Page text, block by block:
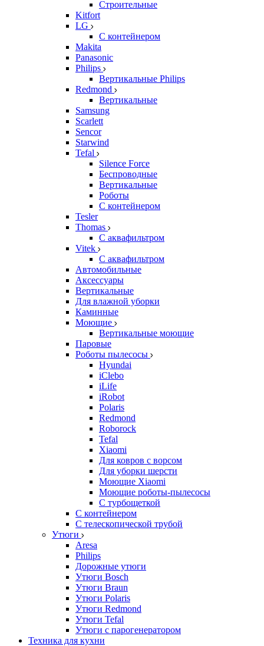
Строительные
Kitfort
LG
С контейнером
Makita
Panasonic
Philips
Вертикальные Philips
Redmond
Вертикальные
Samsung
Scarlett
Sencor
Starwind
Tefal
Silence Force
Беспроводные
Вертикальные
Роботы
С контейнером
Tesler
Thomas
С аквафильтром
Vitek
С аквафильтром
Автомобильные
Аксессуары
Вертикальные
Для влажной уборки
Каминные
Моющие
Вертикальные моющие
Паровые
Роботы пылесосы
Hyundai
iClebo
iLife
iRobot
Polaris
Redmond
Roborock
Tefal
Xiaomi
Для ковров с ворсом
Для уборки шерсти
Моющие Xiaomi
Моющие роботы-пылесосы
С турбощеткой
С контейнером
С телескопической трубой
Утюги
Aresa
Philips
Дорожные утюги
Утюги Bosch
Утюги Braun
Утюги Polaris
Утюги Redmond
Утюги Tefal
Утюги с парогенератором
Техника для кухни